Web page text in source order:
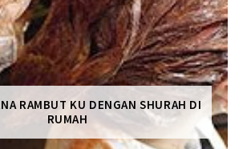
RAMBUT KU DENGAN SHURAH DI
RUMAH